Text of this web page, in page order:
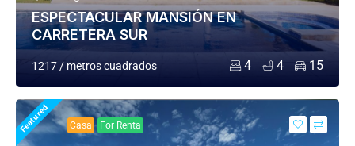
ESPECTACULAR MANSIÓN EN
CARRETERA SUR
1217 / metros cuadrados 4 4 15
Featured Casa For Renta